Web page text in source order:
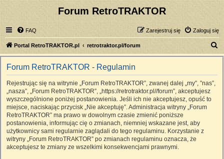
Forum RetroTRAKTOR
FAQ Zaloguj się
Zarejestruj się
Portal RetroTRAKTOR.pl retrotraktor.pl/forum
z
Forum RetroTRAKTOR - Regulamin
Rejestrując się na witrynie „Forum RetroTRAKTOR”, zwanej dalej „my”, ”nas”,
„nasza”, „Forum RetroTRAKTOR”, „https://retrotraktor.pl//forum”, akceptujesz
wyszczególnione poniżej postanowienia. Jeśli ich nie akceptujesz, opuść to
miejsce, naciskając przycisk „Nie akceptuję”. Administracja witryny „Forum
RetroTRAKTOR” ma prawo w dowolnym czasie zmienić poniższe
postanowienia, informując cię o zmianach, niemniej wskazane jest, aby
użytkownicy sami regularnie zaglądali do tego regulaminu. Korzystanie z
witryny „Forum RetroTRAKTOR” po zmianach regulaminu oznacza, że
akceptujesz te zmiany ze wszelkimi konsekwencjami prawnymi.